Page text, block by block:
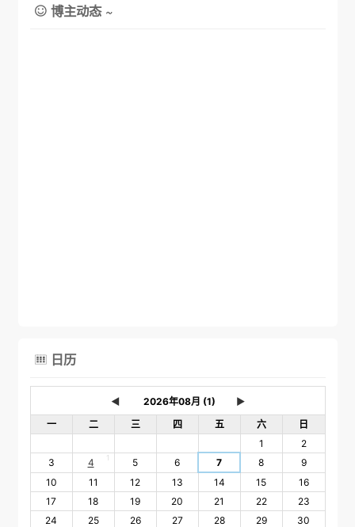
 博主动态 ~
 日历
◄
►
一
二 三 四 五 六
日
1
2
3
4 1 5 6 7 8
9
10
11 12 13 14 15
16
17
18 19 20 21 22
23
24
25 26 27 28 29
30